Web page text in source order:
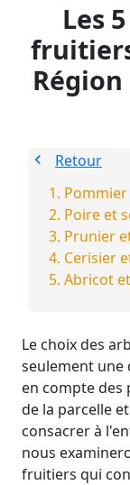
Les
Retour
Poire et
Prunier
Cerisier
Abricot
Le choix des
seulement une
en compte des
de la parcelle
consacrer à
nous
fruitiers qui